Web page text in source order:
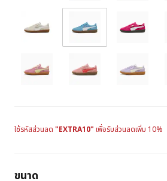
ใช้รหัสส่วนลด "EXTRA10" เพื่อรับส่วนลดเพิ่ม 10%
ขนาด